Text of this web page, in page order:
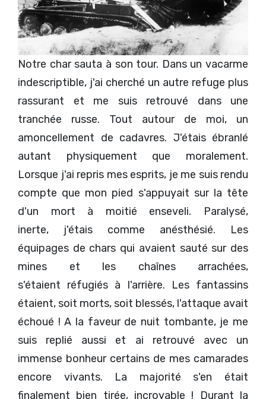
Notre char sauta à son tour. Dans un vacarme
indescriptible, j'ai cherché un autre refuge plus
rassurant et me suis retrouvé dans une
tranchée russe. Tout autour de moi, un
amoncellement de cadavres. J'étais ébranlé
autant physiquement que moralement.
Lorsque j'ai repris mes esprits, je me suis rendu
compte que mon pied s'appuyait sur la tête
d'un mort à moitié enseveli. Paralysé,
inerte, j'étais comme anésthésié. Les
équipages de chars qui avaient sauté sur des
mines et les chaînes arrachées,
s'étaient réfugiés à l'arrière. Les fantassins
étaient, soit morts, soit blessés, l'attaque avait
échoué ! A la faveur de nuit tombante, je me
suis replié aussi et ai retrouvé avec un
immense bonheur certains de mes camarades
encore vivants. La majorité s'en était
finalement bien tirée, incroyable ! Durant la